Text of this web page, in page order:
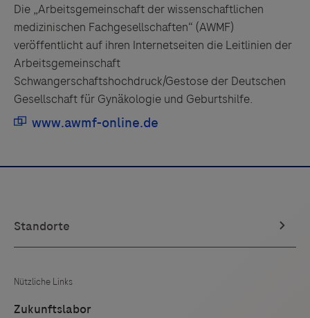
Die „Arbeitsgemeinschaft der wissenschaftlichen
medizinischen Fachgesellschaften“ (AWMF)
veröffentlicht auf ihren Internetseiten die Leitlinien der
Arbeitsgemeinschaft
Schwangerschaftshochdruck/Gestose der Deutschen
Gesellschaft für Gynäkologie und Geburtshilfe.